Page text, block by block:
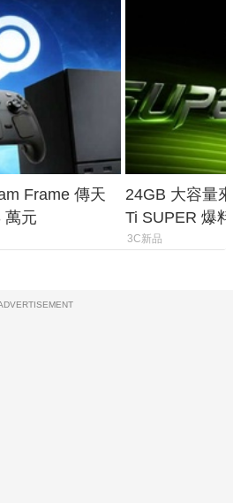
Frame 傳天
萬元
24GB 大容量
Ti SUPER 爆
上市時間
3C新品